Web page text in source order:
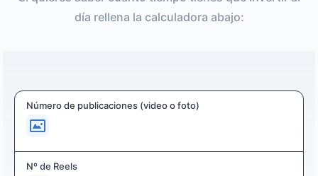
día rellena la calculadora abajo:
Número de publicaciones (video o foto)
Nº de Reels